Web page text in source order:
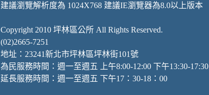
建議瀏覽解析度為 1024X768 建議IE瀏覽器為8.0以上版本
Copyright 2010 坪林區公所 All Rights Reserved.
(02)2665-7251
地址：23241新北市坪林區坪林街101號
為民服務時間：週一至週五 上午8:00-12:00 下午13:30-17:30
延長服務時間：週一至週五 下午17：30-18：00